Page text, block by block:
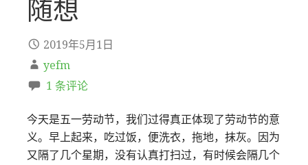
2019年5月1日
yefm
1 条评论
今天是五一劳动节，我们过得真正体现了劳动节的意
义。早上起来，吃过饭，便洗衣，拖地，抹灰。因为
又隔了几个星期，没有认真打扫过，有时候会隔几个